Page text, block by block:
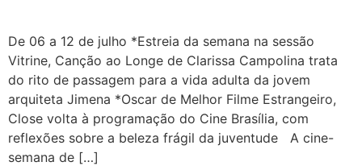
De 06 a 12 de julho *Estreia da semana na sessão
Vitrine, Canção ao Longe de Clarissa Campolina trata
do rito de passagem para a vida adulta da jovem
arquiteta Jimena *Oscar de Melhor Filme Estrangeiro,
Close volta à programação do Cine Brasília, com
reflexões sobre a beleza frágil da juventude A cine-
semana de […]